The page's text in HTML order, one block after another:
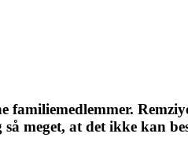
meget, at det ikke kan